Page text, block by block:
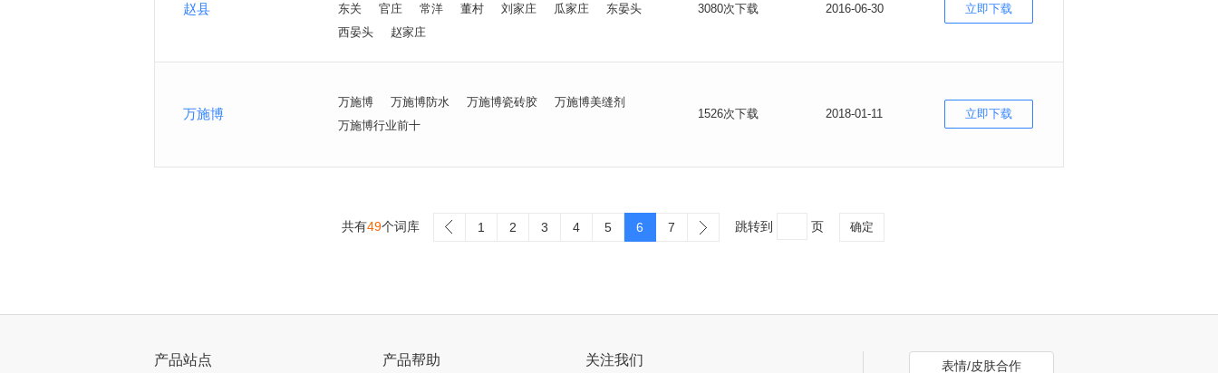
赵县
东关
官庄 常洋 董村 刘家庄 瓜家庄
东晏头
西晏头
赵家庄
3080次下载 2016-06-30 立即下载
万施博
万施博 万施博防水 万施博瓷砖胶
万施博美缝剂
万施博行业前十
1526次下载 2018-01-11 立即下载
共有49个词库 1 2 3 4 5 6 7 跳转到 页 确定
产品站点 产品帮助 关注我们 表情/皮肤合作